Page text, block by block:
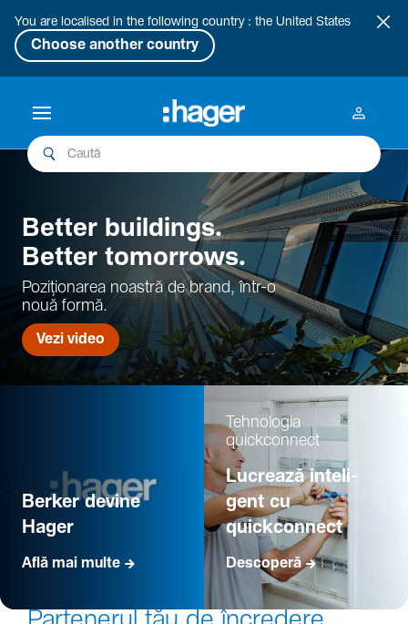
You are localised in the following country : the United States
Choose another country
Better buil­dings.
Better tomor­rows.
Pozi­țio­narea noastră de brand, într-o
nouă formă.
Vezi video
Berker devine
Hager
Află mai multe
Tehno­logia
quickconnect
Lucrează inte­li­
gent cu
quickconnect
Descoperă